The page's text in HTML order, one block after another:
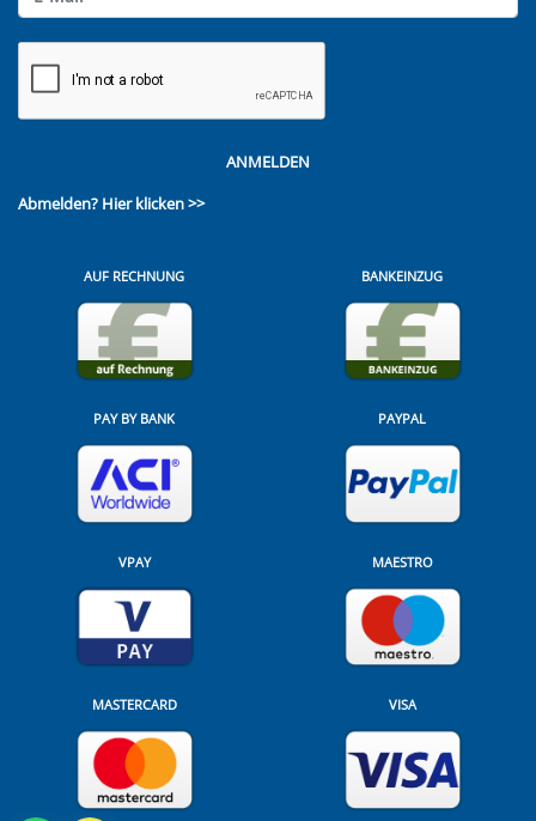
ANMELDEN
Abmelden? Hier klicken >>
AUF RECHNUNG BANKEINZUG
PAY BY BANK PAYPAL
VPAY MAESTRO
MASTERCARD VISA